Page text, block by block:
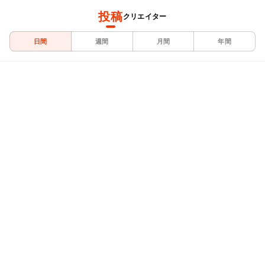
投稿クリエイター
日間 週間 月間 年間